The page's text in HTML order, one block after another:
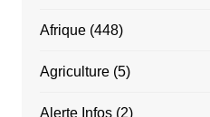
Afrique(448)
Agriculture(5)
Alerte Infos(2)